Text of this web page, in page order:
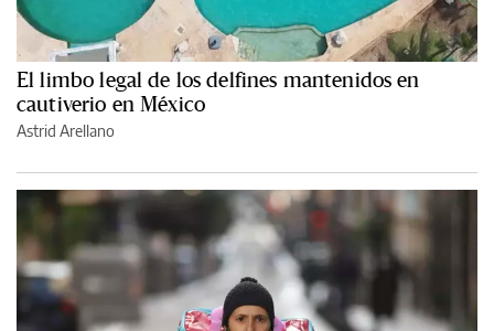
El limbo legal de los delfines mantenidos en
cautiverio en México
Astrid Arellano